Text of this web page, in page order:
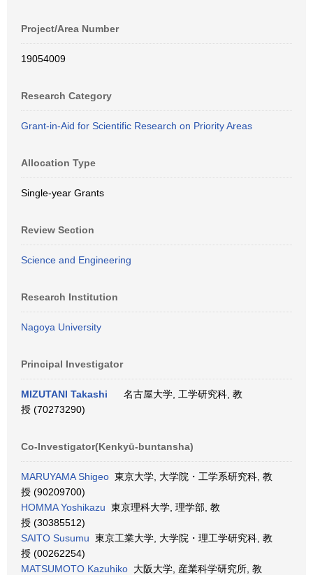
Project/Area Number
19054009
Research Category
Grant-in-Aid for Scientific Research on Priority Areas
Allocation Type
Single-year Grants
Review Section
Science and Engineering
Research Institution
Nagoya University
Principal Investigator
MIZUTANI Takashi
名古屋大学, 工学研究科, 教
授 (70273290)
Co-Investigator(Kenkyū-buntansha)
MARUYAMA Shigeo 東京大学, 大学院・工学系研究科, 教
授 (90209700)
HOMMA Yoshikazu 東京理科大学, 理学部, 教
授 (30385512)
SAITO Susumu 東京工業大学, 大学院・理工学研究科, 教
授 (00262254)
MATSUMOTO Kazuhiko 大阪大学, 産業科学研究所, 教